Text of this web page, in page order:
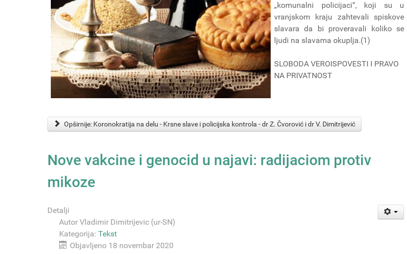
„komunalni policijaci“, koji su u
vranjskom kraju zahtevali spiskove
slavara da bi proveravali koliko se
ljudi na slavama okuplja.(1)
SLOBODA VEROISPOVESTI I PRAVO
NA PRIVATNOST
Opširnije: Koronokratija na delu - Krsne slave i policijska kontrola - dr Z. Čvorović i dr V. Dimitrijević
Nove vakcine i genocid u najavi: radijaciom protiv
mikoze
Detalji
Autor Vladimir Dimitrijevic (ur-SN)
Kategorija: Tekst
Objavljeno 18 novembar 2020